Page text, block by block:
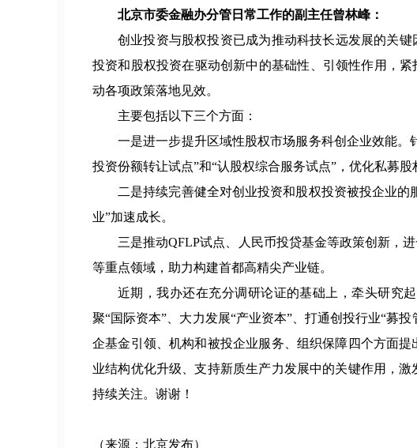
北京市委金融办分管日常工作的副主任曾林峰：
创业投资与股权投资已成为推动科技长远发展的关
投资和股权投资在驱动创新中的基础性、引领性作用，
动各项政策落地见效。
主要包括以下三个方面：
一是进一步提升区域性股权市场服务科创企业效能
投资份额转让试点”和“认股权综合服务试点”，优化私募
二是持续完善健全对创业投资和股权投资被投企业
业”加速成长。
三是推动QFLP试点、人民币投贷基金等政策创新，
等重点领域，助力构建首都高精尖产业链。
近期，我办还在充分调研论证的基础上，牵头研究
聚“国际资本”、大力发展“产业资本”、打通创投行业“募
企基金引领、机构和被投企业服务、组织保障四个方面
业结构优化升级、支持新质生产力发展中的关键作用，
持续关注。谢谢！
（来源：北京发布）